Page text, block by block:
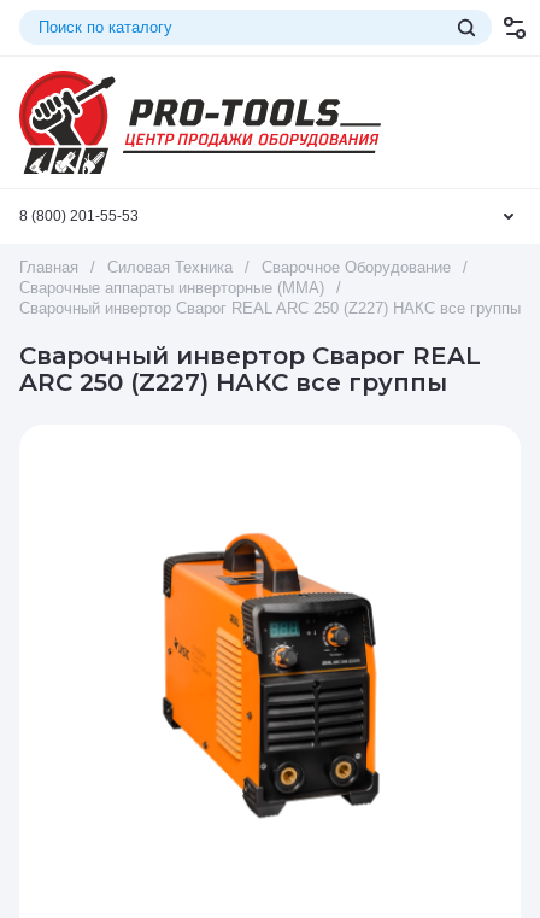
8 (800) 201-55-53
Главная / Силовая Техника / Сварочное Оборудование
/
Сварочные аппараты инверторные (ММА)
/
Сварочный инвертор Сварог REAL ARC 250 (Z227) НАКС все группы
Сварочный инвертор Сварог REAL
ARC 250 (Z227) НАКС все группы